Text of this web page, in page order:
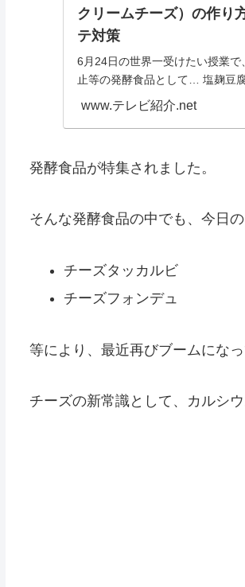
クリームチーズ）の作り
テ対策
6月24日の世界一受けたい授業
止等の発酵食品として… 塩麹豆
題の発酵食品の作り方や食べ方
www.テレビ紹介.net
発酵食品が特集されました。
そんな発酵食品の中でも、今日
チーズタッカルビ
チーズフォンデュ
等により、最近再びブームになっ
チーズの新常識として、カルシ